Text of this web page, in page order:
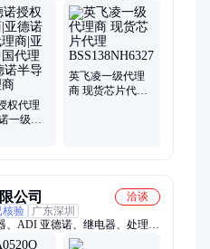
恩智浦代理商、on安森美代理
美信代理商、ST意法半导体代理
权代理
一级代
英飞凌一级代理
商 现货芯片代理
公司
洽谈
核验
广东深圳
、ADI 亚德诺、继电器、处理
、adi运算、单片机、MCU、芯